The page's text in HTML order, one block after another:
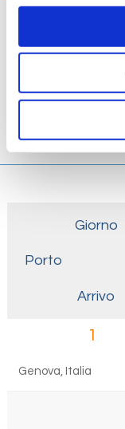
Cabine
Ponti
Giorno
Porto
Arrivo
1
Genova, Italia